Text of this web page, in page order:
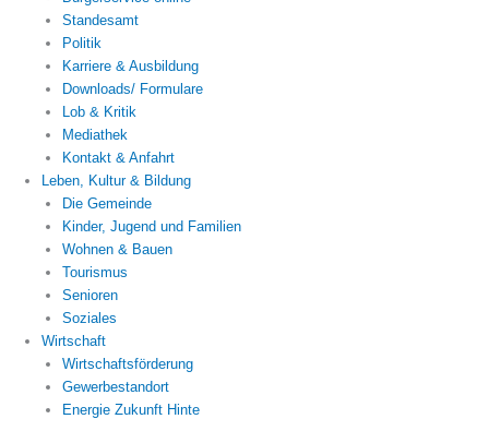
Standesamt
Politik
Karriere & Ausbildung
Downloads/ Formulare
Lob & Kritik
Mediathek
Kontakt & Anfahrt
Leben, Kultur & Bildung
Die Gemeinde
Kinder, Jugend und Familien
Wohnen & Bauen
Tourismus
Senioren
Soziales
Wirtschaft
Wirtschaftsförderung
Gewerbestandort
Energie Zukunft Hinte